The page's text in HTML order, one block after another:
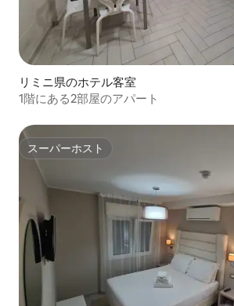
リミニ県のホテル客室
1階にある2部屋のアパート
スーパーホスト
スーパーホスト